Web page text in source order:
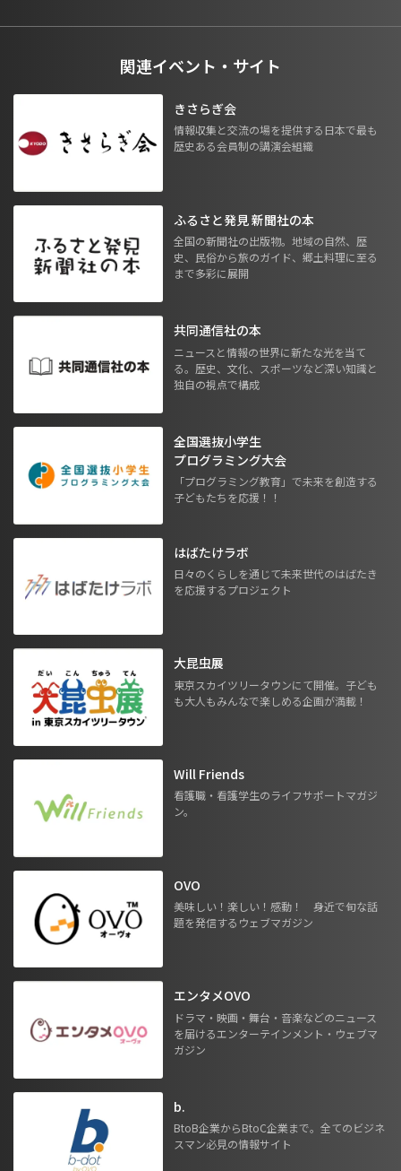
関連イベント・サイト
きさらぎ会
情報収集と交流の場を提供する日本で最も
歴史ある会員制の講演会組織
ふるさと発見 新聞社の本
全国の新聞社の出版物。地域の自然、歴
史、民俗から旅のガイド、郷土料理に至る
まで多彩に展開
共同通信社の本
ニュースと情報の世界に新たな光を当て
る。歴史、文化、スポーツなど深い知識と
独自の視点で構成
全国選抜小学生
プログラミング大会
「プログラミング教育」で未来を創造する
子どもたちを応援！！
はばたけラボ
日々のくらしを通じて未来世代のはばたき
を応援するプロジェクト
大昆虫展
東京スカイツリータウンにて開催。子ども
も大人もみんなで楽しめる企画が満載！
Will Friends
看護職・看護学生のライフサポートマガジ
ン。
OVO
美味しい！楽しい！感動！ 身近で旬な話
題を発信するウェブマガジン
エンタメOVO
ドラマ・映画・舞台・音楽などのニュース
を届けるエンターテインメント・ウェブマ
ガジン
b.
BtoB企業からBtoC企業まで。全てのビジネ
スマン必見の情報サイト